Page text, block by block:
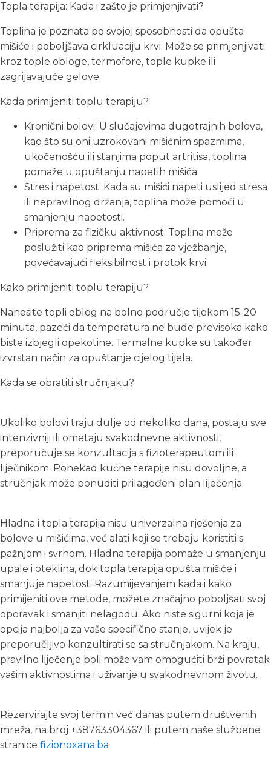
Topla terapija: Kada i zašto je primjenjivati?
Toplina je poznata po svojoj sposobnosti da opušta
mišiće i poboljšava cirkluaciju krvi. Može se primjenjivati
kroz tople obloge, termofore, tople kupke ili
zagrijavajuće gelove.
Kada primijeniti toplu terapiju?
Kronični bolovi: U slučajevima dugotrajnih bolova,
kao što su oni uzrokovani mišićnim spazmima,
ukočenošću ili stanjima poput artritisa, toplina
pomaže u opuštanju napetih mišića.
Stres i napetost: Kada su mišići napeti uslijed stresa
ili nepravilnog držanja, toplina može pomoći u
smanjenju napetosti.
Priprema za fizičku aktivnost: Toplina može
poslužiti kao priprema mišića za vježbanje,
povećavajući fleksibilnost i protok krvi.
Kako primijeniti toplu terapiju?
Nanesite topli oblog na bolno područje tijekom 15-20
minuta, pazeći da temperatura ne bude previsoka kako
biste izbjegli opekotine. Termalne kupke su također
izvrstan način za opuštanje cijelog tijela.
Kada se obratiti stručnjaku?
Ukoliko bolovi traju dulje od nekoliko dana, postaju sve
intenzivniji ili ometaju svakodnevne aktivnosti,
preporučuje se konzultacija s fizioterapeutom ili
liječnikom. Ponekad kućne terapije nisu dovoljne, a
stručnjak može ponuditi prilagođeni plan liječenja.
Hladna i topla terapija nisu univerzalna rješenja za
bolove u mišićima, već alati koji se trebaju koristiti s
pažnjom i svrhom. Hladna terapija pomaže u smanjenju
upale i oteklina, dok topla terapija opušta mišiće i
smanjuje napetost. Razumijevanjem kada i kako
primijeniti ove metode, možete značajno poboljšati svoj
oporavak i smanjiti nelagodu. Ako niste sigurni koja je
opcija najbolja za vaše specifično stanje, uvijek je
preporučljivo konzultirati se sa stručnjakom. Na kraju,
pravilno liječenje boli može vam omogućiti brži povratak
vašim aktivnostima i uživanje u svakodnevnom životu.
Rezervirajte svoj termin već danas putem društvenih
mreža, na broj +38763304367 ili putem naše službene
stranice fizionoxana.ba